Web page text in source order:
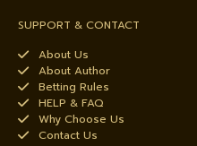
SUPPORT & CONTACT
About Us
About Author
Betting Rules
HELP & FAQ
Why Choose Us
Contact Us